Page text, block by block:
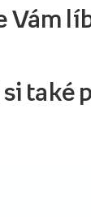
Vám
také